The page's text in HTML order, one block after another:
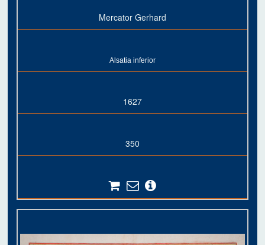
Mercator Gerhard
Alsatia inferior
1627
350